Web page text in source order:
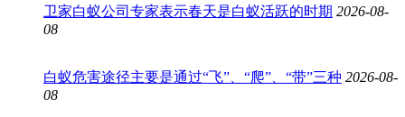
卫家白蚁公司专家表示春天是白蚁活跃的时期 2026-08-
08
白蚁危害途径主要是通过“飞”、“爬”、“带”三种 2026-08-
08